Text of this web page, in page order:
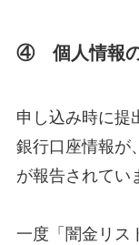
④ 個人情報
申し込み時に提
銀行口座情報が
が報告されてい
一度「闇金リス